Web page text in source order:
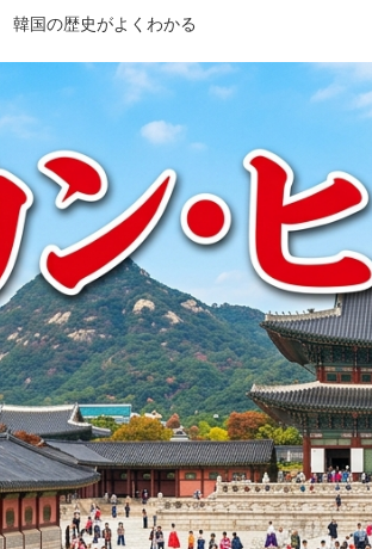
韓国の歴史がよくわかる